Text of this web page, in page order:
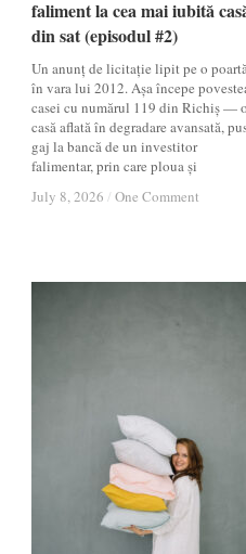
faliment la cea mai iubită
din sat (episodul #2)
Un anunț de licitație lipit pe o
în vara lui 2012. Așa începe
casei cu numărul 119 din Richiș —
casă aflată în degradare avansată,
gaj la bancă de un investitor
falimentar, prin care ploua și
July 8, 2026 / One Comment
faliment la cea mai iubită
din sat (episodul #2)
July 8, 2026 / One Comment